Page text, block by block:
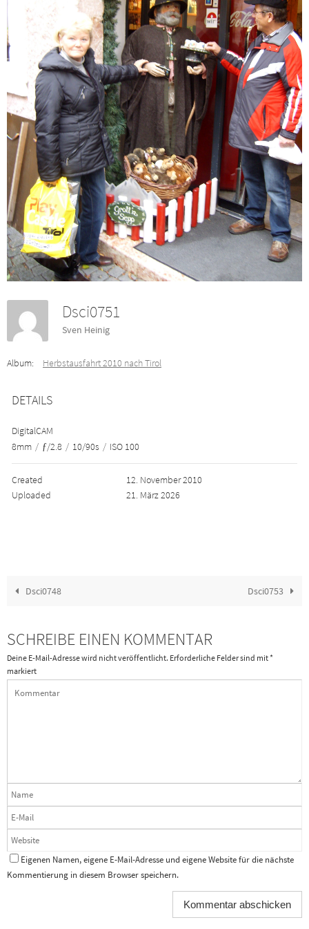
Dsci0751
Sven Heinig
Album: Herbstausfahrt 2010 nach Tirol
DETAILS
DigitalCAM
8mm / ƒ/2.8 / 10/90s / ISO 100
Created
12. November 2010
Uploaded
21. März 2026
Dsci0748 Dsci0753
SCHREIBE EINEN KOMMENTAR
Deine E-Mail-Adresse wird nicht veröffentlicht. Erforderliche Felder sind mit*
markiert
Eigenen Namen, eigene E-Mail-Adresse und eigene Website für die nächste
Kommentierung in diesem Browser speichern.